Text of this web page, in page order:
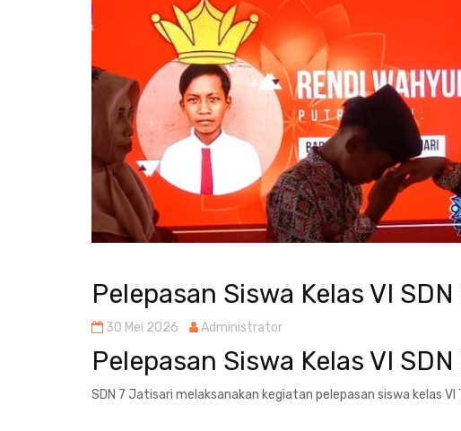
Pelepasan Siswa Kelas VI
30 Mei 2026 Administrator
Pelepasan Siswa Kelas VI
SDN 7 Jatisari melaksanakan kegiatan pelepasan siswa kelas